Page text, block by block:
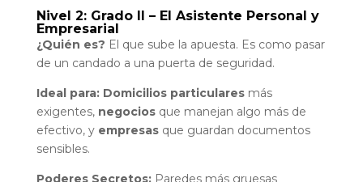
Nivel 2: Grado II – El Asistente Personal y
Empresarial
¿Quién es? El que sube la apuesta. Es como pasar
de un candado a una puerta de seguridad.
Ideal para: Domicilios particularesmás
exigentes, negociosque manejan algo más de
efectivo, y empresasque guardan documentos
sensibles.
Poderes Secretos:Paredes más gruesas